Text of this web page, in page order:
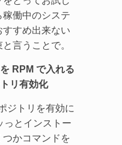
働中のシステ
すすめ出来ない
言うことで。
RPM で入れる
リ有効化
ジトリを有効に
っとインストー
かコマンドを